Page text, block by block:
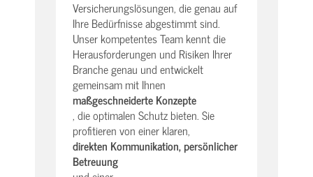
Versicherungslösungen, die genau auf
Ihre Bedürfnisse abgestimmt sind.
Unser kompetentes Team kennt die
Herausforderungen und Risiken Ihrer
Branche genau und entwickelt
gemeinsam mit Ihnen
maßgeschneiderte Konzepte
, die optimalen Schutz bieten. Sie
profitieren von einer klaren,
direkten Kommunikation, persönlicher
Betreuung